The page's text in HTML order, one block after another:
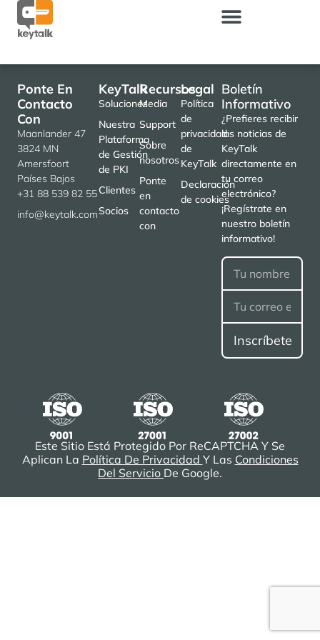
KeyTalk
Soluciones
Nuestra
Plataforma
de Gestión
de PKI
Clientes
Socios
Recursos
Media
Support
Sobre
nosotros
Ponte
en
contacto
con
Legal
Política
de
privacidad
de
KeyTalk
Declaración
de cookies
Ponte En
Contacto
Con
Maanlander 47
3824 MN
Amersfoort
Países Bajos
+31 88 539 82 55
info@keytalk.com
Boletín
Informativo
¿Prefieres recibir
las noticias de
KeyTalk
directamente en
tu correo
electrónico?
¡Regístrate en
nuestro boletín
informativo!
Este Sitio Está Protegido Por ReCAPTCHA Y Se
Aplican La Política De Privacidad Y Las Condiciones
Del Servicio De Google.